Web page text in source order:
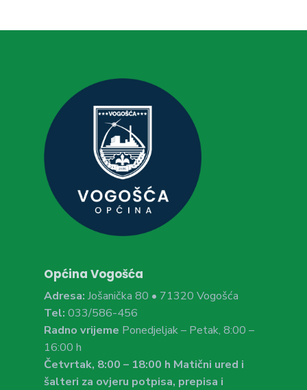
Općina Vogošća
Adresa: Jošanička 80 • 71320 Vogošća
Tel: 033/586-456
Radno vrijeme Ponedjeljak – Petak, 8:00 –
16:00 h
Četvrtak, 8:00 – 18:00 h Matični ured i
šalteri za ovjeru potpisa, prepisa i